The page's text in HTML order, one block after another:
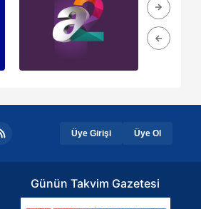
Üye Girişi Üye Ol
Günün Takvim Gazetesi